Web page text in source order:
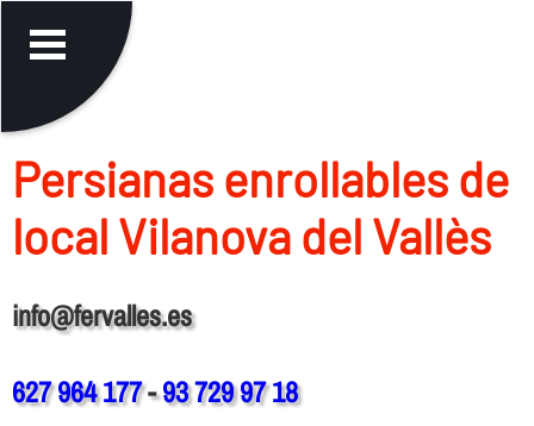
Persianas enrollables de
local Vilanova del Vallès
info@fervalles.es
627 964 177-93 729 97 18